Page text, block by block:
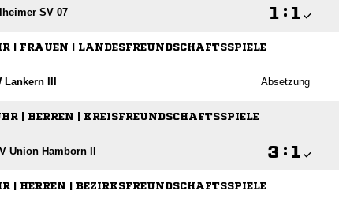
SV 07  : 
| FRAUEN | LANDESFREUNDSCHAFTSSPIELE
Lankern III Absetzung
| HERREN | KREISFREUNDSCHAFTSSPIELE
Union Hamborn II  : 
| HERREN | BEZIRKSFREUNDSCHAFTSSPIELE